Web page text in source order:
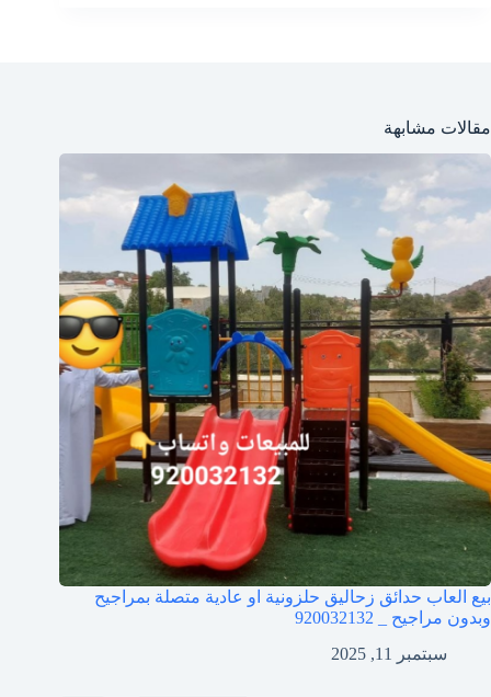
مقالات مشابهة
بيع العاب حدائق زحاليق حلزونية او عادية متصلة بمراجيح
وبدون مراجيح _ 920032132
سبتمبر 11, 2025